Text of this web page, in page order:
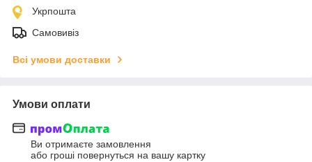
Укрпошта
Самовивіз
Всі умови доставки
Умови оплати
Ви отримаєте замовлення
або гроші повернуться на вашу картку